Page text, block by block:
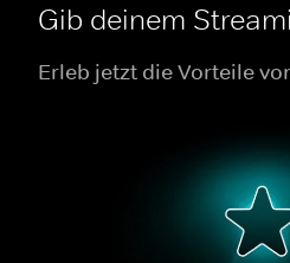
Gib deinem
Erleb jetzt die Vorteile